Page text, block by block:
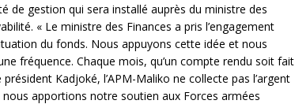
de gestion qui sera installé auprès du ministre des
« Le ministre des Finances a pris l’engagement
du fonds. Nous appuyons cette idée et nous
fréquence. Chaque mois, qu’un compte rendu soit fait
Kadjoké, l’APM-Maliko ne collecte pas l’argent
apportions notre soutien aux Forces armées